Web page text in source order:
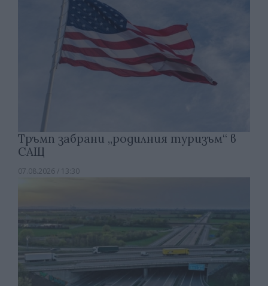
Тръмп забрани „родилния туризъм“ в
САЩ
07.08.2026 / 13:30